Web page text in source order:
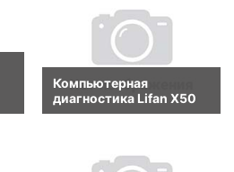
Компьютерная
диагностика Lifan X50